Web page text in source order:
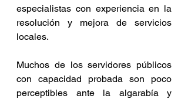
especialistas con experiencia en la
resolución y mejora de servicios
locales.
Muchos de los servidores públicos
con capacidad probada son poco
perceptibles ante la algarabía y